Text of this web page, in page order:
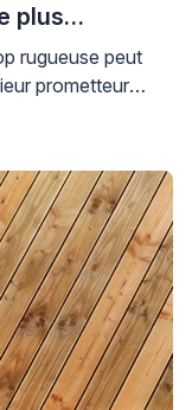
plus
rugueuse peut
prometteur
plusieurs
tout refaire.
mise en œuvre
calibré,
inadéquats